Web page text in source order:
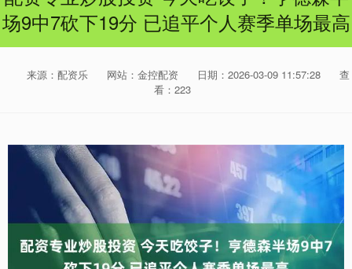
场9中7砍下19分 已追平个人赛季单场最高
来源：配资乐 网站：金控配资 日期：2026-03-09 11:57:28
查
看：223